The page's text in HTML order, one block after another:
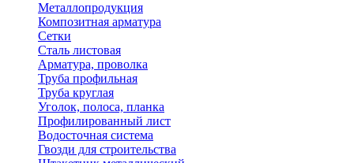
Металлопродукция
Композитная арматура
Сетки
Сталь листовая
Арматура, проволка
Труба профильная
Труба круглая
Уголок, полоса, планка
Профилированный лист
Водосточная система
Гвозди для строительства